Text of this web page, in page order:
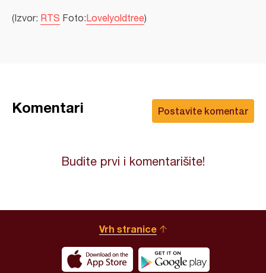
(Izvor: RTS Foto:Lovelyoldtree)
Postavite komentar
Komentari
Budite prvi i komentarišite!
Vrh stranice